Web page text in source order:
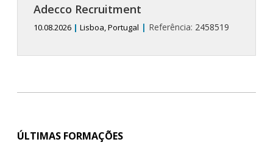
Adecco Recruitment
10.08.2026 | Lisboa, Portugal | Referência: 2458519
ÚLTIMAS FORMAÇÕES